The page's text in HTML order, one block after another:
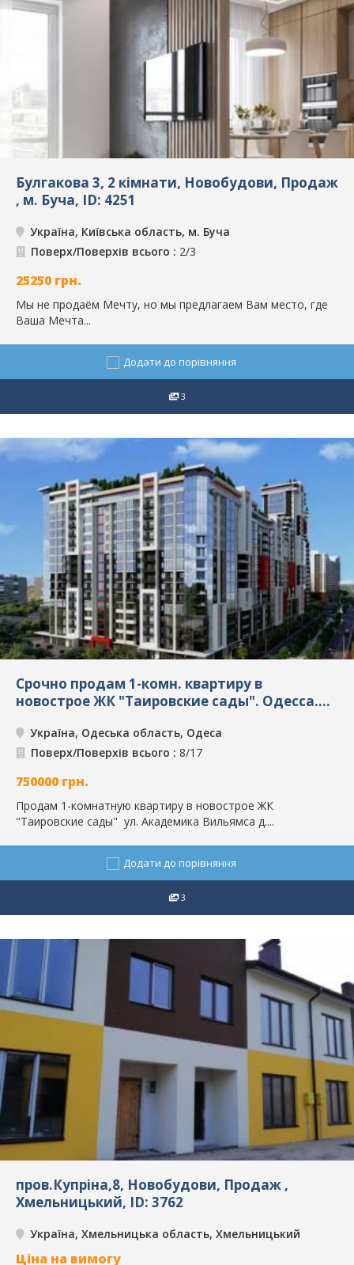
Булгакова 3, 2 кімнати, Новобудови, Продаж
, м. Буча, ID: 4251
Україна, Київська область, м. Буча
Поверх/Поверхів всього : 2/3
25250 грн.
Мы не продаём Мечту, но мы предлагаем Вам место, где
Ваша Мечта...
Додати до порівняння
3
Срочно продам 1-комн. квартиру в
новострое ЖК "Таировские сады". Одесса.
Новобудови, Продаж , Одеса, ID: 4164
Україна, Одеська область, Одеса
Поверх/Поверхів всього : 8/17
750000 грн.
Продам 1-комнатную квартиру в новострое ЖК
"Таировские сады" ул. Академика Вильямса д....
Додати до порівняння
3
пров.Купріна,8, Новобудови, Продаж ,
Хмельницький, ID: 3762
Україна, Хмельницька область, Хмельницький
Ціна на вимогу